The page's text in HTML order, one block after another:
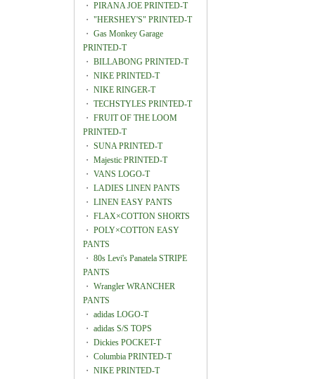
・ PIRANA JOE PRINTED-T
・ "HERSHEY'S" PRINTED-T
・ Gas Monkey Garage
PRINTED-T
・ BILLABONG PRINTED-T
・ NIKE PRINTED-T
・ NIKE RINGER-T
・ TECHSTYLES PRINTED-T
・ FRUIT OF THE LOOM
PRINTED-T
・ SUNA PRINTED-T
・ Majestic PRINTED-T
・ VANS LOGO-T
・ LADIES LINEN PANTS
・ LINEN EASY PANTS
・ FLAX×COTTON SHORTS
・ POLY×COTTON EASY
PANTS
・ 80s Levi's Panatela STRIPE
PANTS
・ Wrangler WRANCHER
PANTS
・ adidas LOGO-T
・ adidas S/S TOPS
・ Dickies POCKET-T
・ Columbia PRINTED-T
・ NIKE PRINTED-T